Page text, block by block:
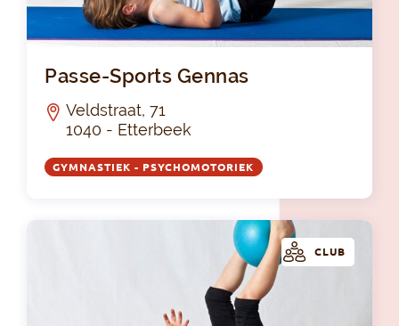
Passe-Sports Gennas
Veldstraat, 71
1040 - Etterbeek
GYMNASTIEK - PSYCHOMOTORIEK
CLUB